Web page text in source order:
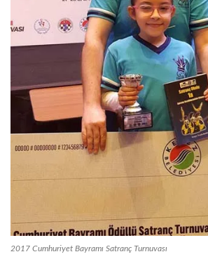
2017 Cumhuriyet Bayramı Satranç Turnuvası